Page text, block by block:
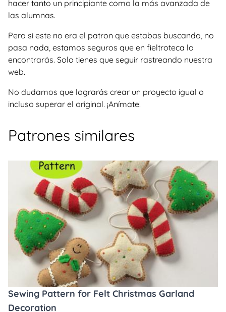
hacer tanto un principiante como la más avanzada de
las alumnas.
Pero si este no era el patron que estabas buscando, no
pasa nada, estamos seguros que en fieltroteca lo
encontrarás. Solo tienes que seguir rastreando nuestra
web.
No dudamos que lograrás crear un proyecto igual o
incluso superar el original. ¡Anímate!
Patrones similares
Sewing Pattern for Felt Christmas Garland
Decoration